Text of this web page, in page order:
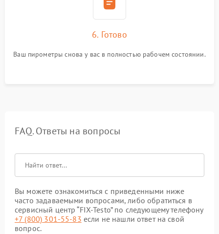
6. Готово
Ваш пирометры снова у вас в полностью рабочем состоянии.
FAQ. Ответы на вопросы
Вы можете ознакомиться с приведенными ниже
часто задаваемыми вопросами, либо обратиться в
сервисный центр “FIX-Testo” по следующему телефону
+7 (800) 301-55-83 если не нашли ответ на свой
вопрос.